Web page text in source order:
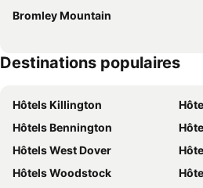
Bromley Mountain
Destinations populaires
Hôtels Killington
Hôtels Bennington
Hôtels West Dover
Hôtels Woodstock